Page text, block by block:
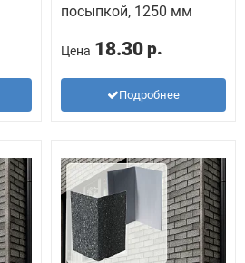
посыпкой, 1250 мм
Цена 18.30 р.
Подробнее